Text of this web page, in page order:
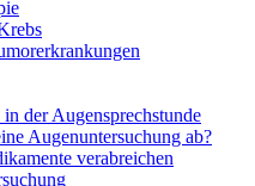
der Augensprechstunde
Augenuntersuchung ab?
verabreichen